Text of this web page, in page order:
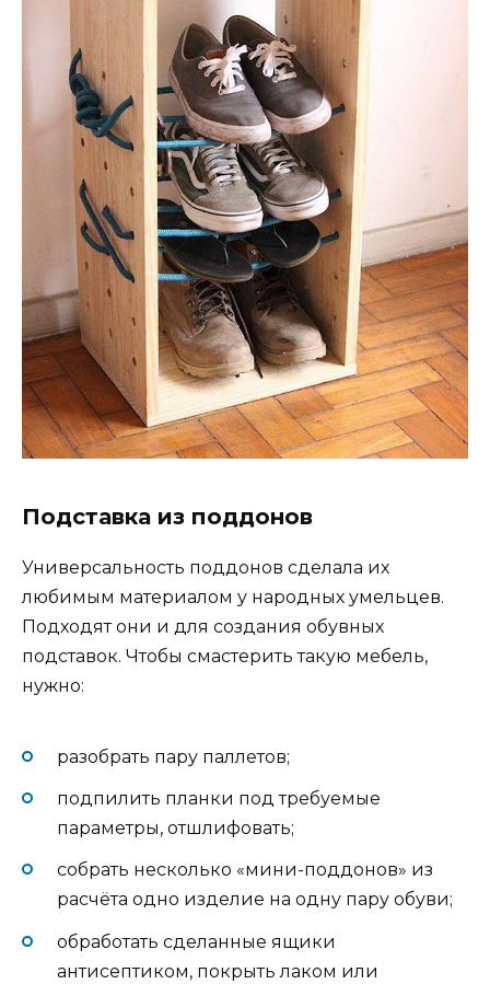
Подставка из поддонов
Универсальность поддонов сделала их
любимым материалом у народных умельцев.
Подходят они и для создания обувных
подставок. Чтобы смастерить такую мебель,
нужно:
разобрать пару паллетов;
подпилить планки под требуемые
параметры, отшлифовать;
собрать несколько «мини-поддонов» из
расчёта одно изделие на одну пару обуви;
обработать сделанные ящики
антисептиком, покрыть лаком или